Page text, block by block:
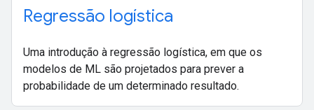
Regressão logística
Uma introdução à regressão logística, em que os
modelos de ML são projetados para prever a
probabilidade de um determinado resultado.